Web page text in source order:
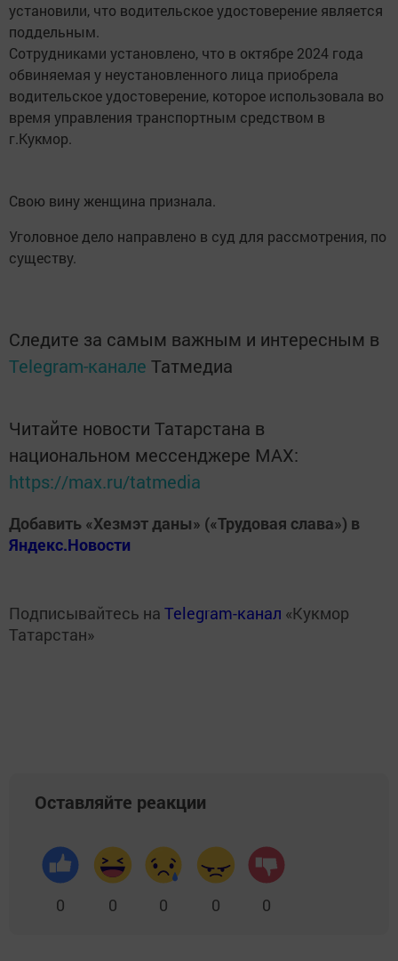
установили, что водительское удостоверение является
поддельным.
Сотрудниками установлено, что в октябре 2024 года
обвиняемая у неустановленного лица приобрела
водительское удостоверение, которое использовала во
время управления транспортным средством в
г.Кукмор.
Свою вину женщина признала.
Уголовное дело направлено в суд для рассмотрения, по
существу.
Следите за самым важным и интересным в
Telegram-канале Татмедиа
Читайте новости Татарстана в
национальном мессенджере MАХ:
https://max.ru/tatmedia
Добавить «Хезмэт даны» («Трудовая слава») в
Яндекс.Новости
Подписывайтесь на Telegram-канал «Кукмор
Татарстан»
Оставляйте реакции
0 0 0 0 0